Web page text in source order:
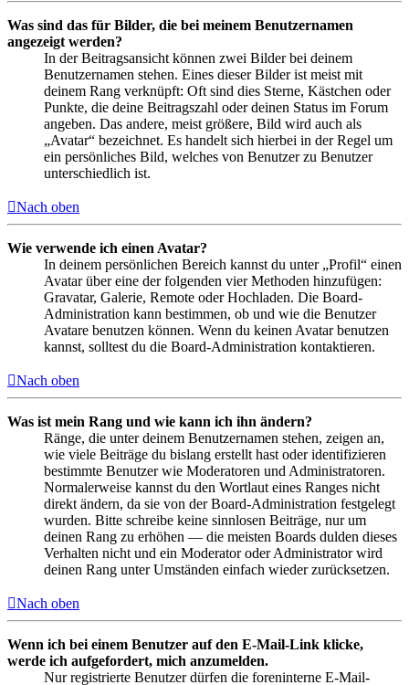
Was sind das für Bilder, die bei meinem Benutzernamen
angezeigt werden?
In der Beitragsansicht können zwei Bilder bei deinem
Benutzernamen stehen. Eines dieser Bilder ist meist mit
deinem Rang verknüpft: Oft sind dies Sterne, Kästchen oder
Punkte, die deine Beitragszahl oder deinen Status im Forum
angeben. Das andere, meist größere, Bild wird auch als
„Avatar“ bezeichnet. Es handelt sich hierbei in der Regel um
ein persönliches Bild, welches von Benutzer zu Benutzer
unterschiedlich ist.
Nach oben
Wie verwende ich einen Avatar?
In deinem persönlichen Bereich kannst du unter „Profil“ einen
Avatar über eine der folgenden vier Methoden hinzufügen:
Gravatar, Galerie, Remote oder Hochladen. Die Board-
Administration kann bestimmen, ob und wie die Benutzer
Avatare benutzen können. Wenn du keinen Avatar benutzen
kannst, solltest du die Board-Administration kontaktieren.
Nach oben
Was ist mein Rang und wie kann ich ihn ändern?
Ränge, die unter deinem Benutzernamen stehen, zeigen an,
wie viele Beiträge du bislang erstellt hast oder identifizieren
bestimmte Benutzer wie Moderatoren und Administratoren.
Normalerweise kannst du den Wortlaut eines Ranges nicht
direkt ändern, da sie von der Board-Administration festgelegt
wurden. Bitte schreibe keine sinnlosen Beiträge, nur um
deinen Rang zu erhöhen — die meisten Boards dulden dieses
Verhalten nicht und ein Moderator oder Administrator wird
deinen Rang unter Umständen einfach wieder zurücksetzen.
Nach oben
Wenn ich bei einem Benutzer auf den E-Mail-Link klicke,
werde ich aufgefordert, mich anzumelden.
Nur registrierte Benutzer dürfen die foreninterne E-Mail-